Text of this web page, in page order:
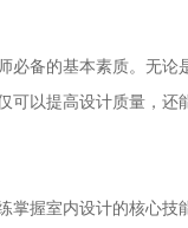
备的基本素质。无
以提高设计质量，还
握室内设计的核心技